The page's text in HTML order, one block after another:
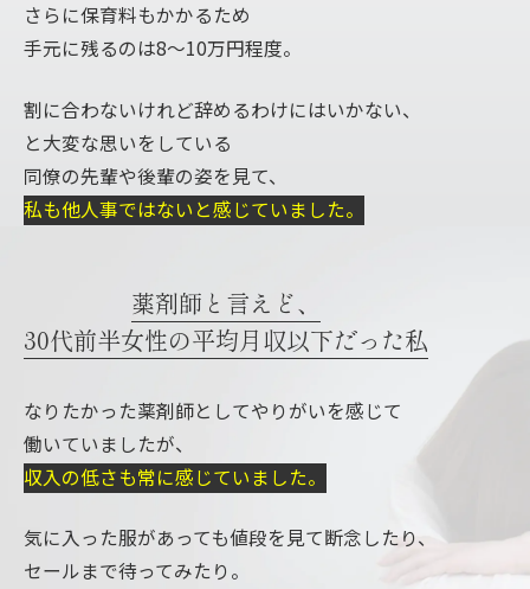
さらに保育料もかかるため
手元に残るのは8〜10万円程度。
割に合わないけれど辞めるわけにはいかない、
と大変な思いをしている
同僚の先輩や後輩の姿を見て、
私も他人事ではないと感じていました。
薬剤師と言えど、
30代前半女性の平均月収以下だった私
なりたかった薬剤師としてやりがいを感じて
働いていましたが、
収入の低さも常に感じていました。
気に入った服があっても値段を見て断念したり、
セールまで待ってみたり。